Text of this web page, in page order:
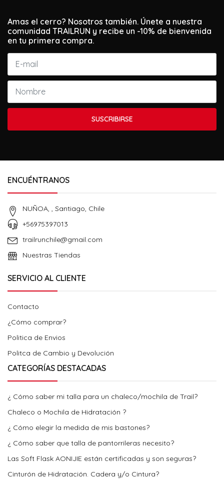
Amas el cerro? Nosotros también. Únete a nuestra
comunidad TRAILRUN y recibe un -10% de bienvenida
en tu primera compra.
SUSCRIBIRSE
ENCUÉNTRANOS
NUÑOA, , Santiago, Chile
+56975397013
trailrunchile@gmail.com
Nuestras Tiendas
SERVICIO AL CLIENTE
Contacto
¿Cómo comprar?
Politica de Envios
Politca de Cambio y Devolución
CATEGORÍAS DESTACADAS
¿ Cómo saber mi talla para un chaleco/mochila de Trail?
Chaleco o Mochila de Hidratación ?
¿ Cómo elegir la medida de mis bastones?
¿ Cómo saber que talla de pantorrileras necesito?
Las Soft Flask AONIJIE están certificadas y son seguras?
Cinturón de Hidratación. Cadera y/o Cintura?